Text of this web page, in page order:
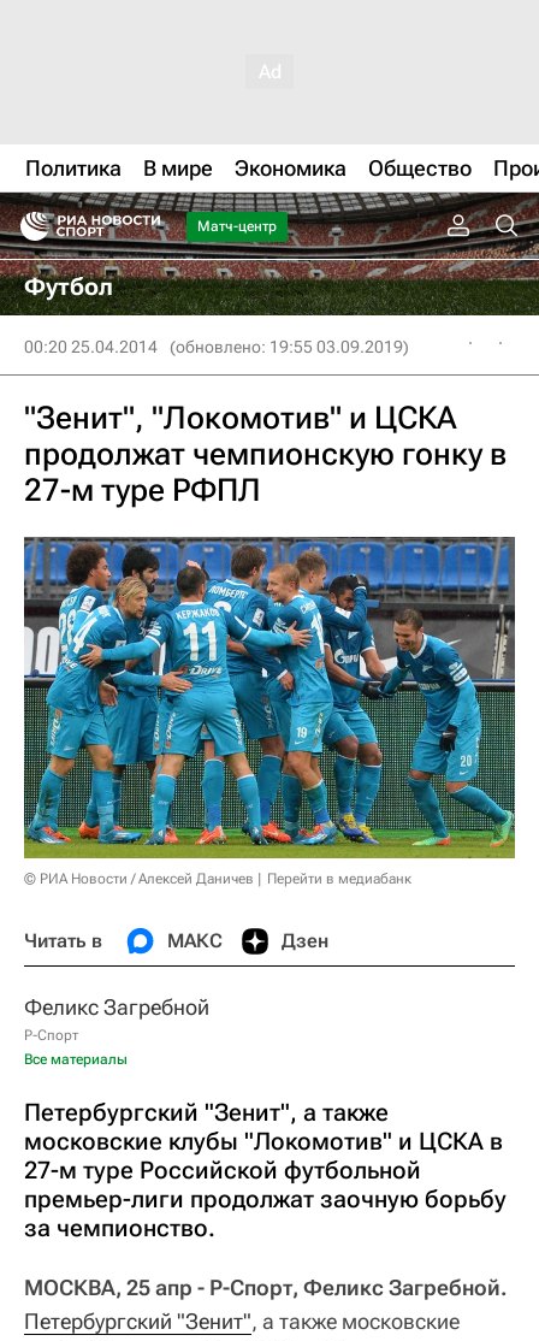
Политика В мире Экономика Общество
Матч-центр
Футбол
00:20 25.04.2014 (обновлено: 19:55 03.09.2019)
"Зенит", "Локомотив" и ЦСКА
продолжат чемпионскую гонку в
27-м туре РФПЛ
© РИА Новости / Алексей Даничев Перейти в медиабанк
Читать в МАКС Дзен
Феликс Загребной
Р-Спорт
Все материалы
Петербургский "Зенит", а также
московские клубы "Локомотив" и ЦСКА в
27-м туре Российской футбольной
премьер-лиги продолжат заочную борьбу
за чемпионство.
МОСКВА, 25 апр - Р-Спорт, Феликс Загребной.
Петербургский "Зенит", а также московские